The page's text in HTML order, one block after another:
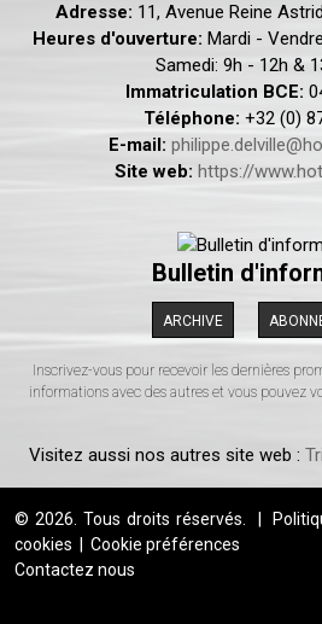
Adresse: 11, Avenue Reine
Heures d'ouverture: Mardi -
Samedi: 9h - 12h &
Immatriculation BCE:
Téléphone: +32 (0)
E-mail:
Site web: https://
Bulletin
ARCHIVE
Inscrivez-vous pour recevoir les dernières
informations avec des autres et vous pouvez
Visitez aussi nos autres site web :
© 2026. Tous droits réservés.
cookies
Cookie préférences
Contactez nous